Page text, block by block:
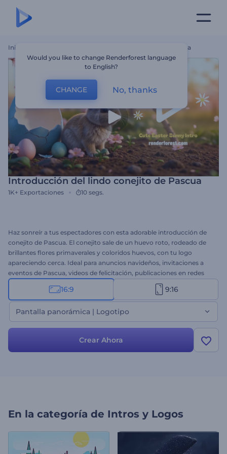
Inicio Introducción Del Lindo Conejito De Pascua
Introducción del lindo conejito de Pascua
1K+ Exportaciones 10 segs.
Haz sonreír a tus espectadores con esta adorable introducción de
conejito de Pascua. El conejito sale de un huevo roto, rodeado de
brillantes flores primaverales y coloridos huevos, con tu logo
apareciendo cerca. Ideal para anuncios navideños, invitaciones a
eventos de Pascua, videos de felicitación, publicaciones en redes
sociales, promociones de temporada y mucho más. Personalízala
en segundos añadiendo tu logo, mensaje navideño, eslogan y
música de fondo. ¡Crea ahora y dale la bienvenida a la Pascua con
esta encantadora introducción!
16:9 9:16
Pantalla panorámica | Logotipo
Crear Ahora
En la categoría de Intros y Logos
Would you like to change Renderforest language
to English?
CHANGE No, thanks